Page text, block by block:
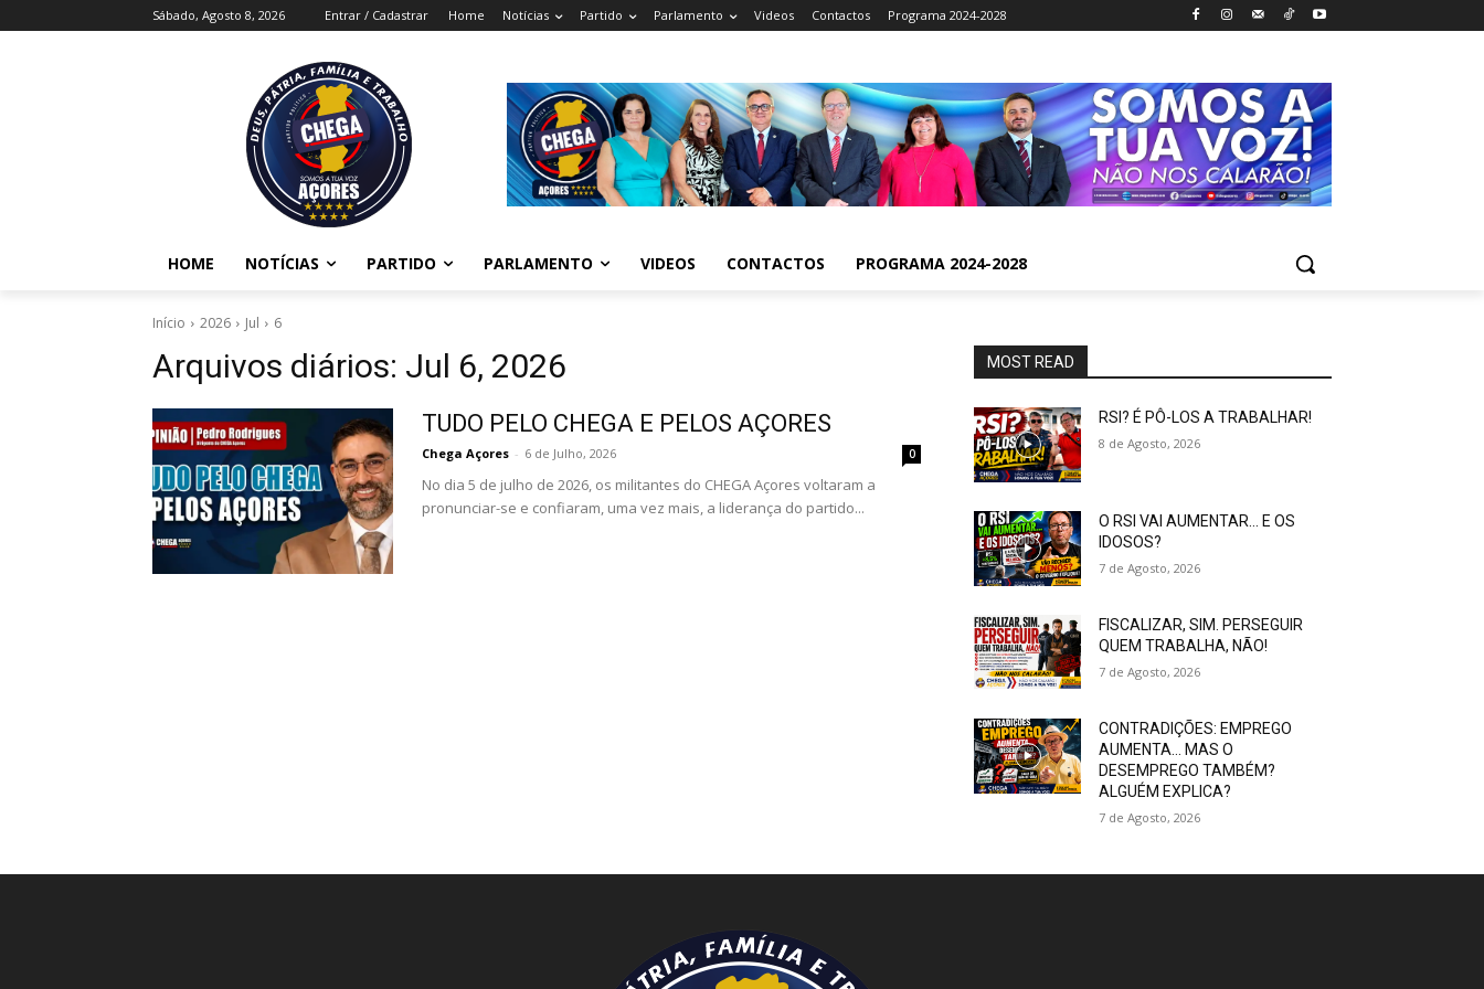
Sábado, Agosto 8, 2026 Entrar / Cadastrar Home Notícias Partido Parlamento Videos Contactos Programa 2024-2028
HOME NOTÍCIAS PARTIDO PARLAMENTO VIDEOS CONTACTOS PROGRAMA 2024-2028
Início 2026 Jul 6
Arquivos diários: Jul 6, 2026
TUDO PELO CHEGA E PELOS AÇORES
Chega Açores - 6 de Julho, 2026 0
No dia 5 de julho de 2026, os militantes do CHEGA Açores voltaram a
pronunciar-se e confiaram, uma vez mais, a liderança do partido...
MOST READ
RSI? É PÔ-LOS A TRABALHAR!
8 de Agosto, 2026
O RSI VAI AUMENTAR… E OS
IDOSOS?
7 de Agosto, 2026
FISCALIZAR, SIM. PERSEGUIR
QUEM TRABALHA, NÃO!
7 de Agosto, 2026
CONTRADIÇÕES: EMPREGO
AUMENTA… MAS O
DESEMPREGO TAMBÉM?
ALGUÉM EXPLICA?
7 de Agosto, 2026